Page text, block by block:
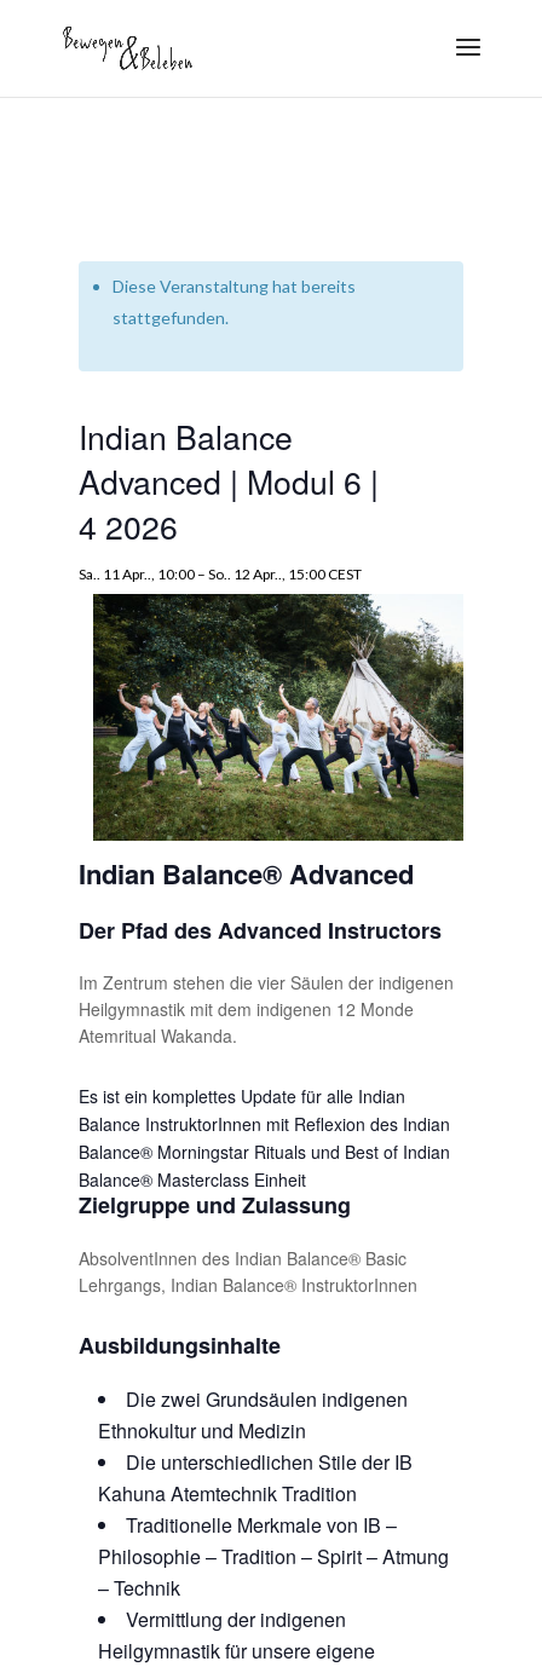
Diese Veranstaltung hat bereits
stattgefunden.
Indian Balance
Advanced | Modul 6 |
4 2026
Sa.. 11 Apr.., 10:00– So.. 12 Apr.., 15:00CEST
Indian Balance® Advanced
Der Pfad des Advanced Instructors
Im Zentrum stehen die vier Säulen der indigenen
Heilgymnastik mit dem indigenen 12 Monde
Atemritual Wakanda.
Es ist ein komplettes Update für alle Indian
Balance InstruktorInnen mit Reflexion des Indian
Balance® Morningstar Rituals und Best of Indian
Balance® Masterclass Einheit
Zielgruppe und Zulassung
AbsolventInnen des Indian Balance® Basic
Lehrgangs, Indian Balance® InstruktorInnen
Ausbildungsinhalte
Die zwei Grundsäulen indigenen
Ethnokultur und Medizin
Die unterschiedlichen Stile der IB
Kahuna Atemtechnik Tradition
Traditionelle Merkmale von IB –
Philosophie – Tradition – Spirit – Atmung
– Technik
Vermittlung der indigenen
Heilgymnastik für unsere eigene